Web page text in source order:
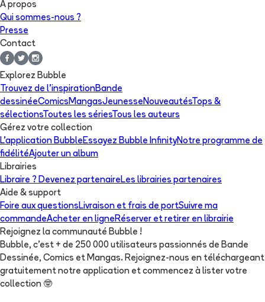
A propos
Qui sommes-nous ?
Presse
Contact
Explorez Bubble
Trouvez de l'inspirationBande
dessinéeComicsMangasJeunesseNouveautésTops &
sélectionsToutes les sériesTous les auteurs
Gérez votre collection
L'application BubbleEssayez Bubble InfinityNotre programme de
fidélitéAjouter un album
Librairies
Libraire ? Devenez partenaireLes librairies partenaires
Aide & support
Foire aux questionsLivraison et frais de portSuivre ma
commandeAcheter en ligneRéserver et retirer en librairie
Rejoignez la communauté Bubble !
Bubble, c'est + de 250 000 utilisateurs passionnés de Bande
Dessinée, Comics et Mangas. Rejoignez-nous en téléchargeant
gratuitement notre application et commencez à lister votre
collection 🤓